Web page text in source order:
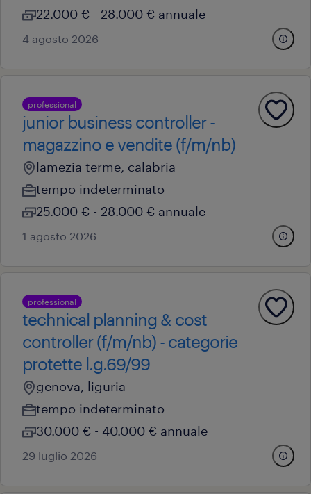
22.000 € - 28.000 € annuale
4 agosto 2026
professional
junior business controller -
magazzino e vendite (f/m/nb)
lamezia terme, calabria
tempo indeterminato
25.000 € - 28.000 € annuale
1 agosto 2026
professional
technical planning & cost
controller (f/m/nb) - categorie
protette l.g.69/99
genova, liguria
tempo indeterminato
30.000 € - 40.000 € annuale
29 luglio 2026